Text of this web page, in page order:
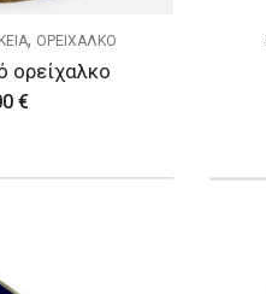
, ΟΡΕΙΧΑΛΚΟ
ορείχαλκο
€